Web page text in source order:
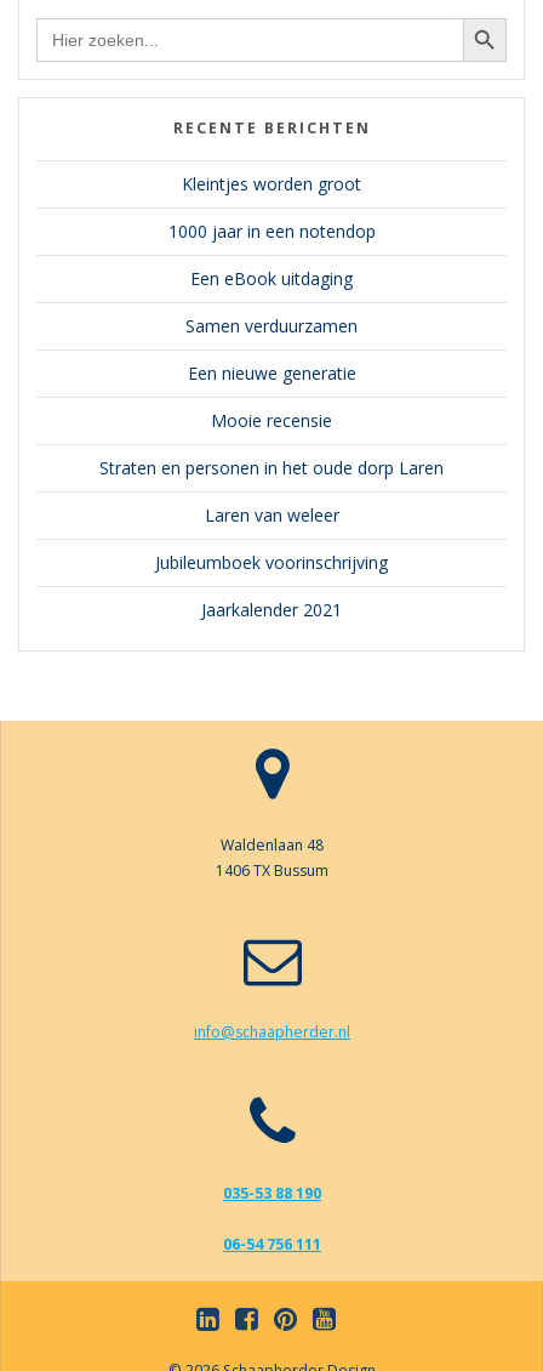
Zoek Zoekknop
RECENTE BERICHTEN
Kleintjes worden groot
1000 jaar in een notendop
Een eBook uitdaging
Samen verduurzamen
Een nieuwe generatie
Mooie recensie
Straten en personen in het oude dorp Laren
Laren van weleer
Jubileumboek voorinschrijving
Jaarkalender 2021
Waldenlaan 48
1406 TX Bussum
info@schaapherder.nl
035-53 88 190
06-54 756 111